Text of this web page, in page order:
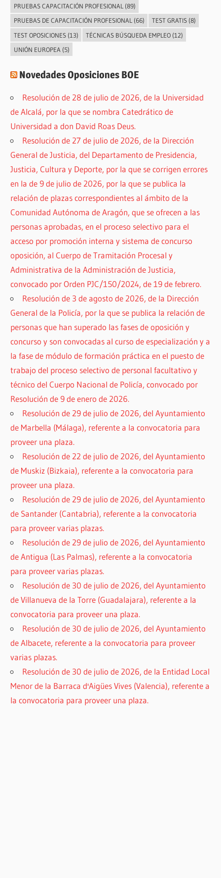
PRUEBAS CAPACITACIÓN PROFESIONAL(89)
PRUEBAS DE CAPACITACIÓN PROFESIONAL(66) TEST GRATIS(8)
TEST OPOSICIONES(13) TÉCNICAS BÚSQUEDA EMPLEO(12)
UNIÓN EUROPEA (5)
Novedades Oposiciones BOE
Resolución de 28 de julio de 2026, de la Universidad
de Alcalá, por la que se nombra Catedrático de
Universidad a don David Roas Deus.
Resolución de 27 de julio de 2026, de la Dirección
General de Justicia, del Departamento de Presidencia,
Justicia, Cultura y Deporte, por la que se corrigen errores
en la de 9 de julio de 2026, por la que se publica la
relación de plazas correspondientes al ámbito de la
Comunidad Autónoma de Aragón, que se ofrecen a las
personas aprobadas, en el proceso selectivo para el
acceso por promoción interna y sistema de concurso
oposición, al Cuerpo de Tramitación Procesal y
Administrativa de la Administración de Justicia,
convocado por Orden PJC/150/2024, de 19 de febrero.
Resolución de 3 de agosto de 2026, de la Dirección
General de la Policía, por la que se publica la relación de
personas que han superado las fases de oposición y
concurso y son convocadas al curso de especialización y a
la fase de módulo de formación práctica en el puesto de
trabajo del proceso selectivo de personal facultativo y
técnico del Cuerpo Nacional de Policía, convocado por
Resolución de 9 de enero de 2026.
Resolución de 29 de julio de 2026, del Ayuntamiento
de Marbella (Málaga), referente a la convocatoria para
proveer una plaza.
Resolución de 22 de julio de 2026, del Ayuntamiento
de Muskiz (Bizkaia), referente a la convocatoria para
proveer una plaza.
Resolución de 29 de julio de 2026, del Ayuntamiento
de Santander (Cantabria), referente a la convocatoria
para proveer varias plazas.
Resolución de 29 de julio de 2026, del Ayuntamiento
de Antigua (Las Palmas), referente a la convocatoria
para proveer varias plazas.
Resolución de 30 de julio de 2026, del Ayuntamiento
de Villanueva de la Torre (Guadalajara), referente a la
convocatoria para proveer una plaza.
Resolución de 30 de julio de 2026, del Ayuntamiento
de Albacete, referente a la convocatoria para proveer
varias plazas.
Resolución de 30 de julio de 2026, de la Entidad Local
Menor de la Barraca d'Aigües Vives (Valencia), referente a
la convocatoria para proveer una plaza.